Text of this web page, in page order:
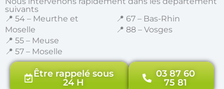
suivants
📍 54 – Meurthe et
Moselle
📍 55 – Meuse
📍 57 – Moselle
📍 67 – Bas-Rhin
📍 88 – Vosges
Être rappelé sous
24 H
03 87 60
75 81